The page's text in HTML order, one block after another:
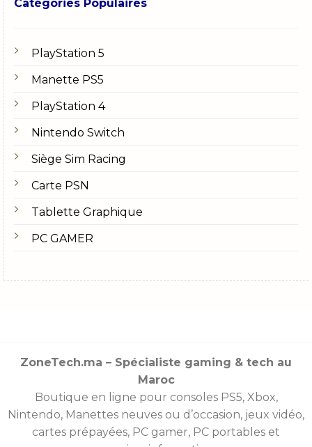
Catégories Populaires
PlayStation 5
Manette PS5
PlayStation 4
Nintendo Switch
Siège Sim Racing
Carte PSN
Tablette Graphique
PC GAMER
ZoneTech.ma – Spécialiste gaming & tech au
Maroc
Boutique en ligne pour consoles PS5, Xbox,
Nintendo, Manettes neuves ou d’occasion, jeux vidéo,
cartes prépayées, PC gamer, PC portables et